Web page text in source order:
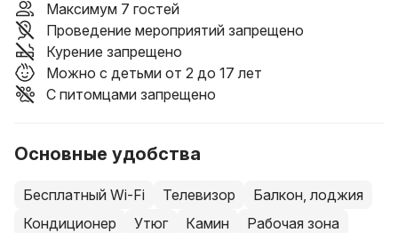
Максимум 7 гостей
Проведение мероприятий запрещено
Курение запрещено
Можно с детьми от 2 до 17 лет
С питомцами запрещено
Основные удобства
Бесплатный Wi-Fi Телевизор
Балкон, лоджия
Кондиционер
Утюг Камин
Рабочая зона